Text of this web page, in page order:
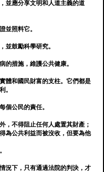
並應分享文明和人道主義的道
並照料它。
並鼓勵科學研究。
的措施，維護公共健康。
體和國民財富的支柱。它們都是
。
個公民的責任。
，不得阻止任何人處置其財產；
為公共利益而被沒收，但要為他
況下，只有通過法院的判決，才